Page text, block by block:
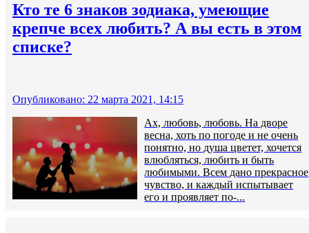
Кто те 6 знаков зодиака, умеющие
крепче всех любить? А вы есть в этом
списке?
Опубликовано: 22 марта 2021, 14:15
Ах, любовь, любовь. На дворе
весна, хоть по погоде и не очень
понятно, но душа цветет, хочется
влюбляться, любить и быть
любимыми. Всем дано прекрасное
чувство, и каждый испытывает
его и проявляет по-...